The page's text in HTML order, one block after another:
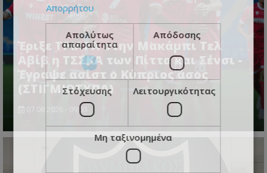
Έριξε ΤΡΙΑΡΑ στην Μακάμπι Τελ
Αβίβ η ΤΣΣΚΑ των Πίττα και Σένσι -
Έγραψε ασίστ ο Κύπριος άσος
(ΣΤΙΓΜΙΟΤΥΠΑ)
07.08.2026 - 09:53
Απορρήτου
Απολύτως
απαραίτητα
Απόδοσης
Στόχευσης Λειτουργικότητας
Μη ταξινομημένα